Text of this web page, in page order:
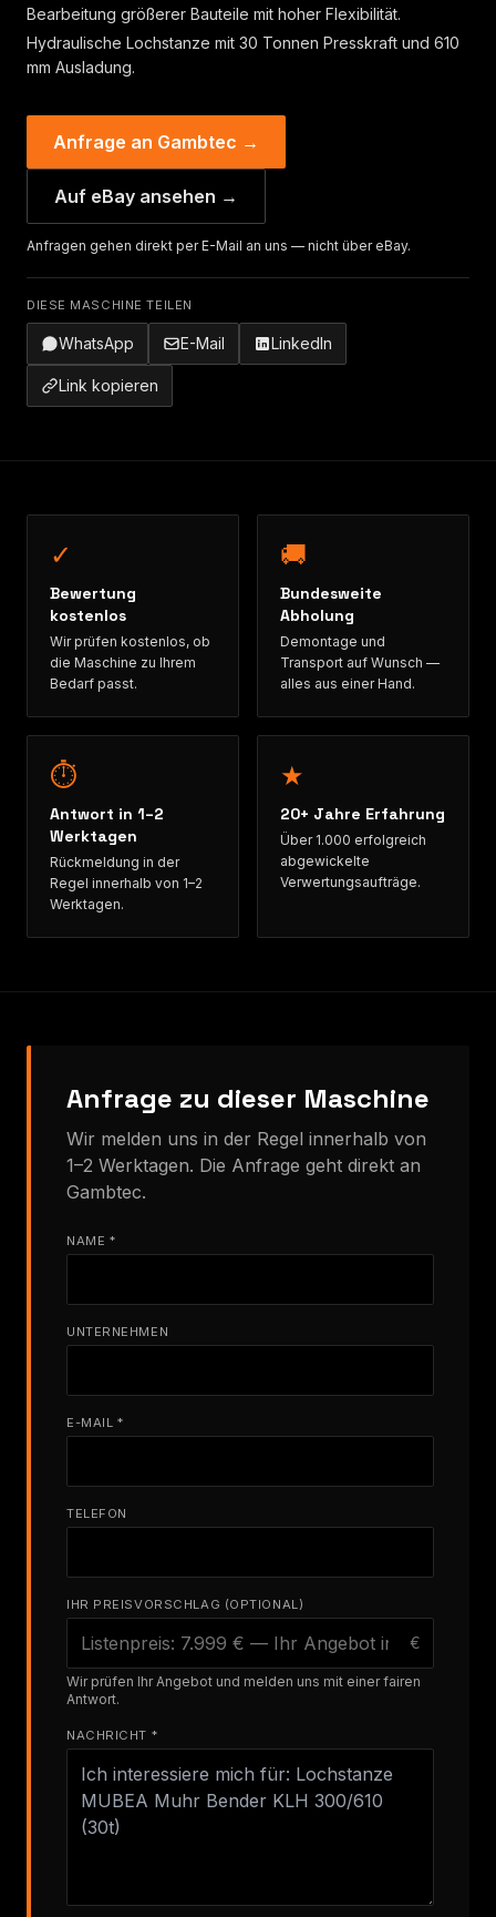
Bearbeitung größerer Bauteile mit hoher Flexibilität.
Hydraulische Lochstanze mit 30 Tonnen Presskraft und 610
mm Ausladung.
Anfrage an Gambtec →
Auf eBay ansehen →
Anfragen gehen direkt per E-Mail an uns — nicht über eBay.
DIESE MASCHINE TEILEN
WhatsApp E-Mail LinkedIn
Link kopieren
✓
Bewertung
kostenlos
Wir prüfen kostenlos, ob
die Maschine zu Ihrem
Bedarf passt.
🚚
Bundesweite
Abholung
Demontage und
Transport auf Wunsch —
alles aus einer Hand.
⏱
Antwort in 1–2
Werktagen
Rückmeldung in der
Regel innerhalb von 1–2
Werktagen.
★
20+ Jahre Erfahrung
Über 1.000 erfolgreich
abgewickelte
Verwertungsaufträge.
Anfrage zu dieser Maschine
Wir melden uns in der Regel innerhalb von
1–2 Werktagen. Die Anfrage geht direkt an
Gambtec.
NAME *
UNTERNEHMEN
E-MAIL *
TELEFON
IHR PREISVORSCHLAG (OPTIONAL)
€
Wir prüfen Ihr Angebot und melden uns mit einer fairen
Antwort.
NACHRICHT *